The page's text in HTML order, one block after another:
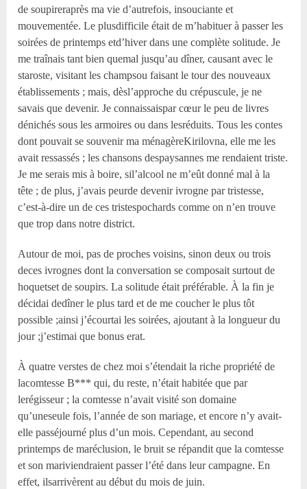
de soupireraprès ma vie d’autrefois, insouciante et
mouvementée. Le plusdifficile était de m’habituer à passer les
soirées de printemps etd’hiver dans une complète solitude. Je
me traînais tant bien quemal jusqu’au dîner, causant avec le
staroste, visitant les champsou faisant le tour des nouveaux
établissements ; mais, dèsl’approche du crépuscule, je ne
savais que devenir. Je connaissaispar cœur le peu de livres
dénichés sous les armoires ou dans lesréduits. Tous les contes
dont pouvait se souvenir ma ménagèreKirilovna, elle me les
avait ressassés ; les chansons despaysannes me rendaient triste.
Je me serais mis à boire, sil’alcool ne m’eût donné mal à la
tête ; de plus, j’avais peurde devenir ivrogne par tristesse,
c’est-à-dire un de ces tristespochards comme on n’en trouve
que trop dans notre district.
Autour de moi, pas de proches voisins, sinon deux ou trois
deces ivrognes dont la conversation se composait surtout de
hoquetset de soupirs. La solitude était préférable. À la fin je
décidai dedîner le plus tard et de me coucher le plus tôt
possible ;ainsi j’écourtai les soirées, ajoutant à la longueur du
jour ;j’estimai que bonus erat.
À quatre verstes de chez moi s’étendait la riche propriété de
lacomtesse B*** qui, du reste, n’était habitée que par
lerégisseur ; la comtesse n’avait visité son domaine
qu’uneseule fois, l’année de son mariage, et encore n’y avait-
elle passéjourné plus d’un mois. Cependant, au second
printemps de maréclusion, le bruit se répandit que la comtesse
et son mariviendraient passer l’été dans leur campagne. En
effet, ilsarrivèrent au début du mois de juin.